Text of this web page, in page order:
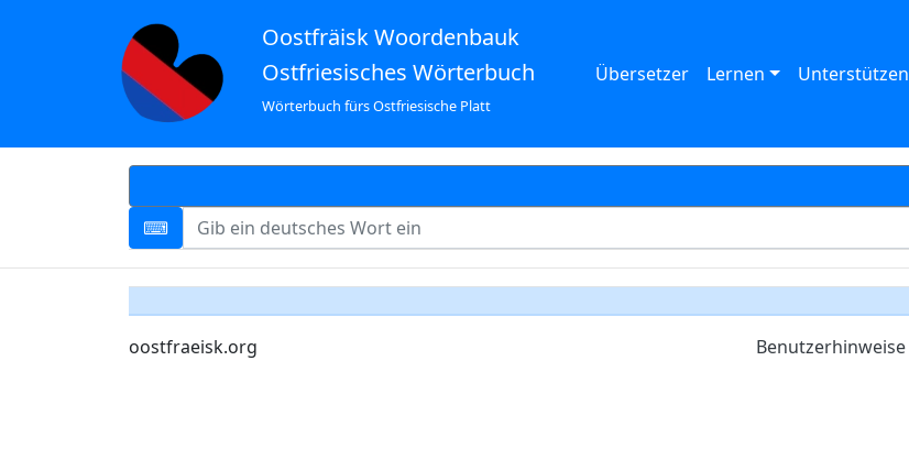
Oostfräisk Woordenbauk
Ostfriesisches Wörterbuch
Wörterbuch fürs Ostfriesische Platt
Übersetzer Lernen Unterstützen
oostfraeisk.org Benutzerhinweise